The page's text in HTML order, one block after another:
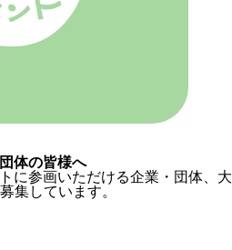
体の皆様へ
に参画いただける企業・団体、大
集しています。